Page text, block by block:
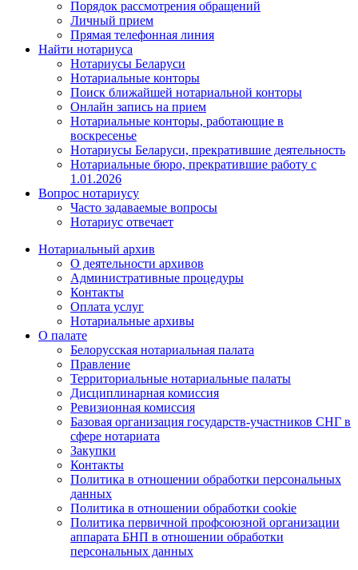
Порядок рассмотрения обращений
Личный прием
Прямая телефонная линия
Найти нотариуса
Нотариусы Беларуси
Нотариальные конторы
Поиск ближайшей нотариальной конторы
Онлайн запись на прием
Нотариальные конторы, работающие в
воскресенье
Нотариусы Беларуси, прекратившие деятельность
Нотариальные бюро, прекратившие работу с
1.01.2026
Вопрос нотариусу
Часто задаваемые вопросы
Нотариус отвечает
Нотариальный архив
О деятельности архивов
Административные процедуры
Контакты
Оплата услуг
Нотариальные архивы
О палате
Белорусская нотариальная палата
Правление
Территориальные нотариальные палаты
Дисциплинарная комиссия
Ревизионная комиссия
Базовая организация государств-участников СНГ в
сфере нотариата
Закупки
Контакты
Политика в отношении обработки персональных
данных
Политика в отношении обработки cookie
Политика первичной профсоюзной организации
аппарата БНП в отношении обработки
персональных данных